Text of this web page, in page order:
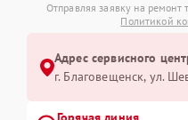
Отправляя заявку на ремонт
Политикой
Адрес сервисного
г. Благовещенск, ул.